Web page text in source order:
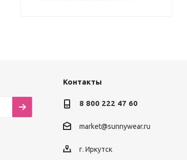
Контакты
8 800 222 47 60
market@sunnywear.ru
г. Иркутск